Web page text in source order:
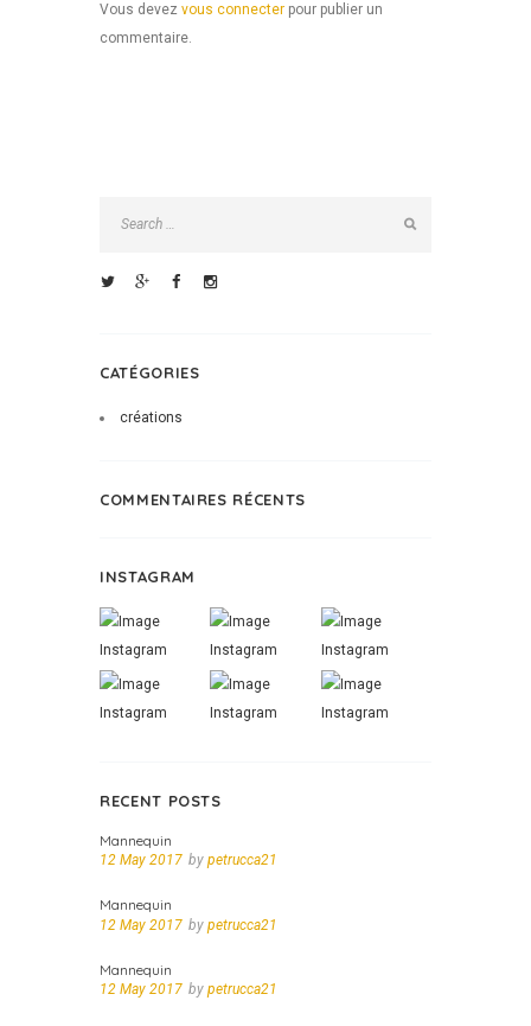
Vous devez vous connecter pour publier un
commentaire.
CATÉGORIES
créations
COMMENTAIRES RÉCENTS
INSTAGRAM
RECENT POSTS
Mannequin
12 May 2017 by petrucca21
Mannequin
12 May 2017 by petrucca21
Mannequin
12 May 2017 by petrucca21